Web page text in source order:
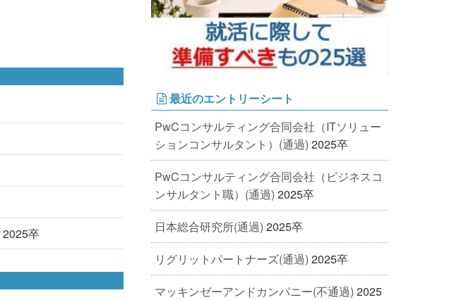
2025卒
最近のエントリーシート
PwCコンサルティング合同会社（ITソリュー
ションコンサルタント）(通過) 2025卒
PwCコンサルティング合同会社（ビジネスコ
ンサルタント職）(通過) 2025卒
日本総合研究所(通過) 2025卒
リグリットパートナーズ(通過) 2025卒
マッキンゼーアンドカンパニー(不通過) 2025